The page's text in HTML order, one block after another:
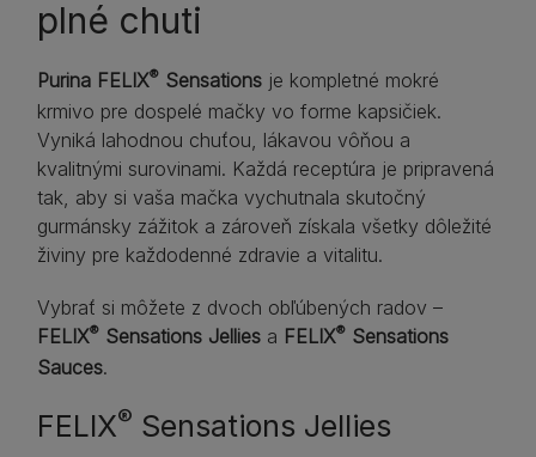
plné chuti
Purina FELIX® Sensations je kompletné mokré
krmivo pre dospelé mačky vo forme kapsičiek.
Vyniká lahodnou chuťou, lákavou vôňou a
kvalitnými surovinami. Každá receptúra je pripravená
tak, aby si vaša mačka vychutnala skutočný
gurmánsky zážitok a zároveň získala všetky dôležité
živiny pre každodenné zdravie a vitalitu.
Vybrať si môžete z dvoch obľúbených radov –
FELIX® Sensations Jellies a FELIX® Sensations
Sauces.
FELIX® Sensations Jellies